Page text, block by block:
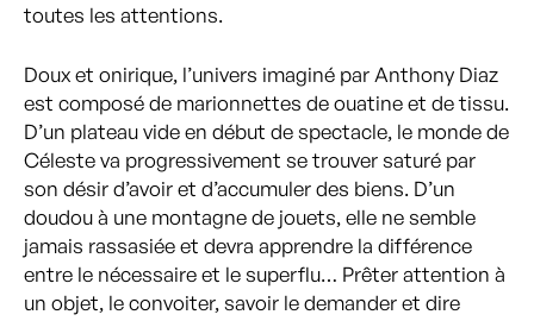
toutes les attentions.
Doux et onirique, l’univers imaginé par Anthony Diaz
est composé de marionnettes de ouatine et de tissu.
D’un plateau vide en début de spectacle, le monde de
Céleste va progressivement se trouver saturé par
son désir d’avoir et d’accumuler des biens. D’un
doudou à une montagne de jouets, elle ne semble
jamais rassasiée et devra apprendre la différence
entre le nécessaire et le superflu… Prêter attention à
un objet, le convoiter, savoir le demander et dire